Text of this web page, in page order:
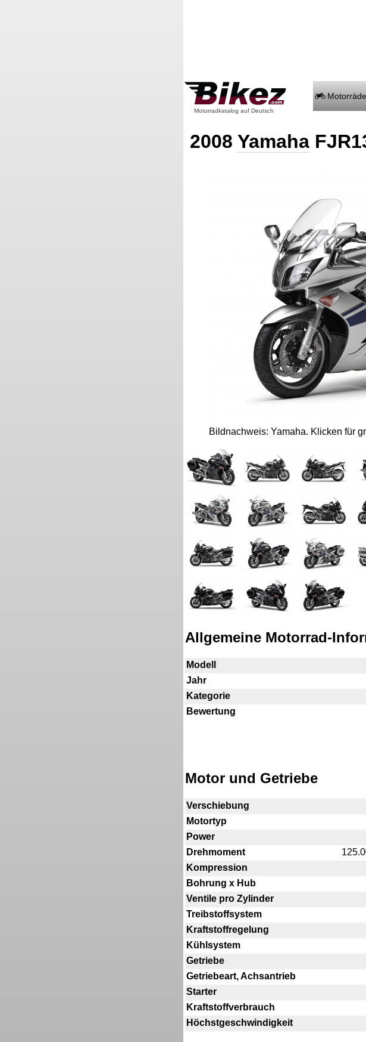
Motorradkatalog auf Deutsch
2008 Yamaha
Bildnachweis: Yamaha. Klicken für
Allgemeine Motorrad-
Modell
Jahr
Kategorie
Bewertung
Motor und Getriebe
Verschiebung
Motortyp
Power
Drehmoment
Kompression
Bohrung x Hub
Ventile pro Zylinder
Treibstoffsystem
Kraftstoffregelung
Kühlsystem
Getriebe
Getriebeart, Achsantrieb
Starter
Kraftstoffverbrauch
Höchstgeschwindigkeit